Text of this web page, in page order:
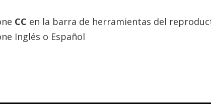
to provide information and educate the internet community.
research becomes available, and is not a substitute for
CC en la barra de herramientas del
Inglés o Español